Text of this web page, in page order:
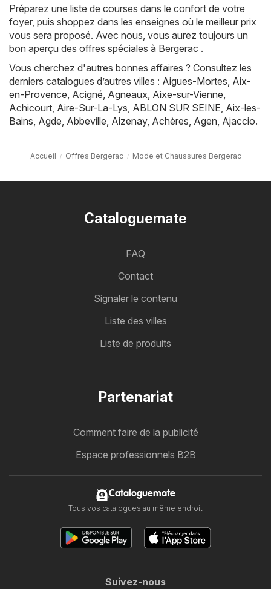
Préparez une liste de courses dans le confort de votre
foyer, puis shoppez dans les enseignes où le meilleur prix
vous sera proposé. Avec nous, vous aurez toujours un
bon aperçu des offres spéciales à Bergerac .
Vous cherchez d'autres bonnes affaires ? Consultez les
derniers catalogues d’autres villes : Aigues-Mortes, Aix-
en-Provence, Acigné, Agneaux, Aixe-sur-Vienne,
Achicourt, Aire-Sur-La-Lys, ABLON SUR SEINE, Aix-les-
Bains, Agde, Abbeville, Aizenay, Achères, Agen, Ajaccio.
Accueil Offres Bergerac Mode et Chaussures Bergerac
Cataloguemate
FAQ
Contact
Signaler le contenu
Liste des villes
Liste de produits
Partenariat
Comment faire de la publicité
Espace professionnels B2B
Cataloguemate
Tous vos catalogues au même endroit
Suivez-nous